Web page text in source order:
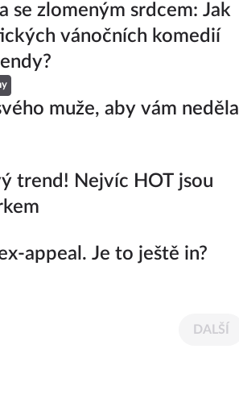
se zlomeným srdcem: Jak
vánočních komedií
muže, aby vám nedělal
trend! Nejvíc HOT jsou
appeal. Je to ještě in?
DALŠÍ